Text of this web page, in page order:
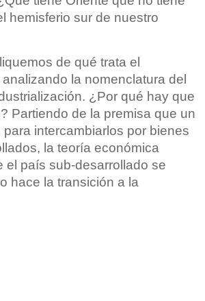
hemisferio sur de nuestro
de qué trata el
la nomenclatura del
¿Por qué hay que
Partiendo de la premisa que un
intercambiarlos por bienes
la teoría económica
el país sub-desarrollado se
hace la transición a la